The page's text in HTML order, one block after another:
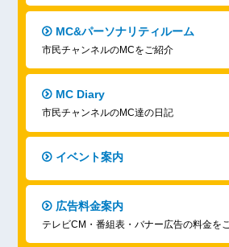
MC&パーソナリティルーム
市民チャンネルのMCをご紹介
MC Diary
市民チャンネルのMC達の日記
イベント案内
広告料金案内
テレビCM・番組表・バナー広告の料金を